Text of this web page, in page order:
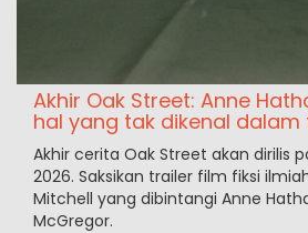
Akhir Oak Street: Anne
hal yang tak dikenal dalam
Akhir cerita Oak Street akan dirilis
2026. Saksikan trailer film fiksi
Mitchell yang dibintangi Anne
McGregor.